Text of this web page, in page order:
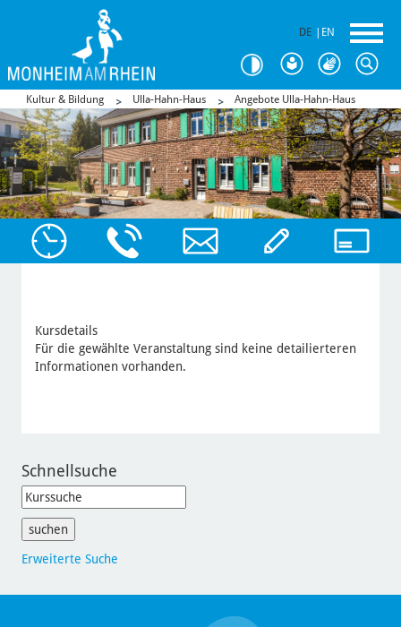
DE EN
Kultur & Bildung Ulla-Hahn-Haus Angebote Ulla-Hahn-Haus
Kursdetails
Für die gewählte Veranstaltung sind keine detailierteren
Informationen vorhanden.
Schnellsuche
Erweiterte Suche